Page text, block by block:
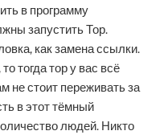
в программу
запустить Тор.
как замена ссылки.
тогда тор у вас всё
не стоит переживать за
в этот тёмный
людей. Никто